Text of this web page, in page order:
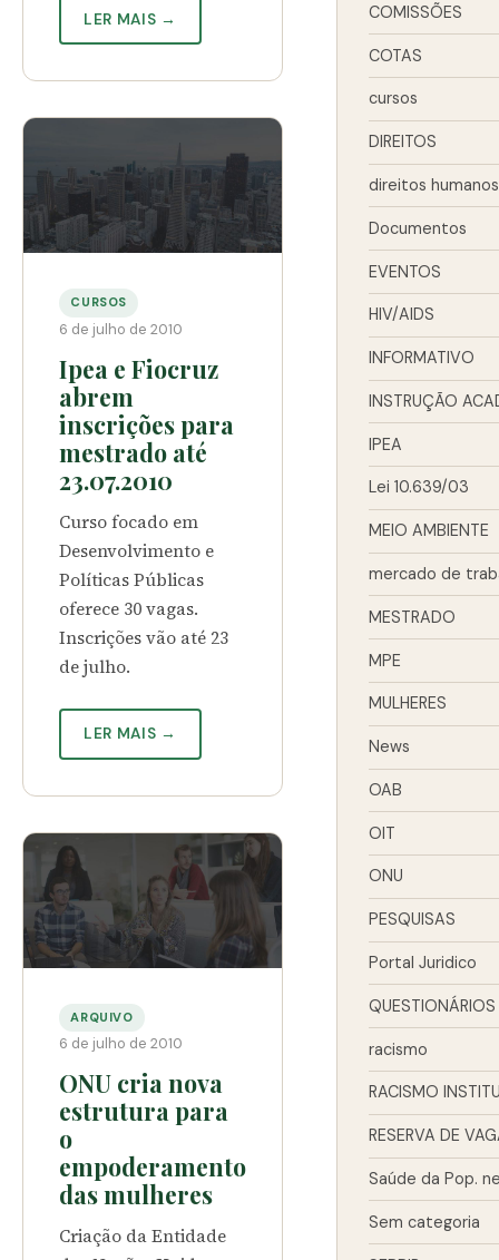
LER MAIS →
CURSOS
6 de julho de 2010
Ipea e Fiocruz
abrem
inscrições para
mestrado até
23.07.2010
Curso focado em
Desenvolvimento e
Políticas Públicas
oferece 30 vagas.
Inscrições vão até 23
de julho.
LER MAIS →
ARQUIVO
6 de julho de 2010
ONU cria nova
estrutura para
o
empoderamento
das mulheres
Criação da Entidade
COMISSÕES
COTAS
cursos
DIREITOS
direitos humanos
Documentos
EVENTOS
HIV/AIDS
INFORMATIVO
INSTRUÇÃO
IPEA
Lei 10.639/03
MEIO AMBIENTE
mercado de
MESTRADO
MPE
MULHERES
News
OAB
OIT
ONU
PESQUISAS
Portal Juridico
QUESTIONÁRIOS
racismo
RACISMO
RESERVA DE
Saúde da Pop.
Sem categoria